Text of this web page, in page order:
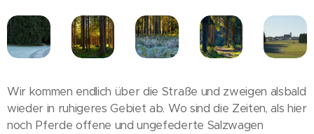
Wir kommen endlich über die Straße und zweigen alsbald
wieder in ruhigeres Gebiet ab. Wo sind die Zeiten, als hier
noch Pferde offene und ungefederte Salzwagen